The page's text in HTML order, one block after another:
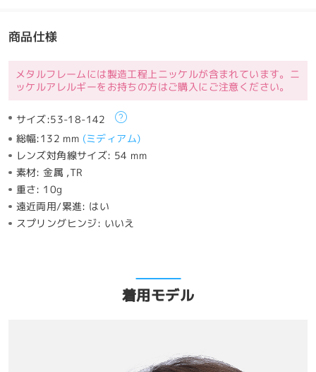
商品仕様
メタルフレームには製造工程上ニッケルが含まれています。ニ
ッケルアレルギーをお持ちの方はご購入にご注意ください。
サイズ:53-18-142
総幅:132 mm (ミディアム)
レンズ対角線サイズ: 54 mm
素材:金属 ,TR
重さ: 10g
遠近両用/累進: はい
スプリングヒンジ: いいえ
着用モデル